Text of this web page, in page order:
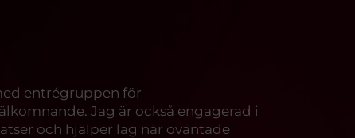
entrégruppen för
Jag är också engagerad i
och hjälper lag när oväntade